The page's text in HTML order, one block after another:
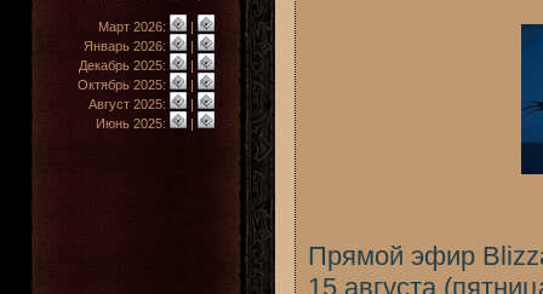
Март 2026:
|
Январь 2026:
|
Декабрь 2025:
|
Октябрь 2025:
|
Август 2025:
|
Июнь 2025:
|
Прямой эфир
15 августа